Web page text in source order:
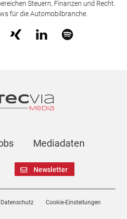
Steuern, Finanzen und Recht.
für die Automobilbranche.
Mediadaten
Newsletter
Datenschutz Cookie-Einstellungen